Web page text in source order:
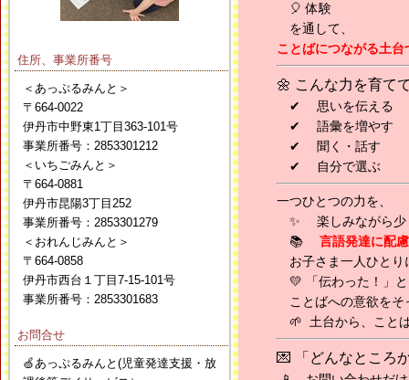
🎈 体験
を通して、
ことばにつながる土台
🌼 こんな力を育て
✔ 思いを伝える
✔ 語彙を増やす
✔ 聞く・話す
✔ 自分で選ぶ
一つひとつの力を、
✨ 楽しみながら少
📚
言語発達に配
お子さま一人ひとり
💛 「伝わった！」
ことばへの意欲をそ
🌱 土台から、こと
💌 「どんなところ
住所、事業所番号
＜あっぷるみんと＞
〒664-0022
伊丹市中野東1丁目363-101号
事業所番号：2853301212
＜いちごみんと＞
〒664-0881
伊丹市昆陽3丁目252
事業所番号：2853301279
＜おれんじみんと＞
〒664-0858
伊丹市西台１丁目7-15-101号
事業所番号：2853301683
お問合せ
🍏あっぷるみんと(児童発達支援・放